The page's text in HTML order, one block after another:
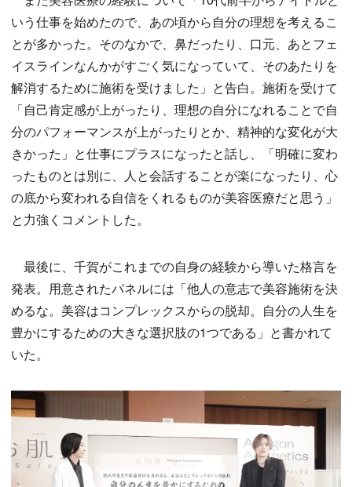
いう仕事を始めたので、あの頃から自分の理想を考えるこ
とが多かった。そのなかで、鼻だったり、口元、あとフェ
イスラインなんかがすごく気になっていて、そのあたりを
解消するために施術を受けました」と告白。施術を受けて
「自己肯定感が上がったり、理想の自分になれることで自
分のパフォーマンスが上がったりとか、精神的な変化が大
きかった」と仕事にプラスになったと話し、「明確に変わ
ったものとは別に、人と会話することが楽になったり、心
の底から変われる自信をくれるものが美容医療だと思う」
と力強くコメントした。
最後に、千賀がこれまでの自身の経験から導いた格言を
発表。用意されたパネルには「他人の意志で美容施術を決
めるな。美容はコンプレックスからの脱却。自分の人生を
豊かにするための大きな選択肢の1つである」と書かれて
いた。